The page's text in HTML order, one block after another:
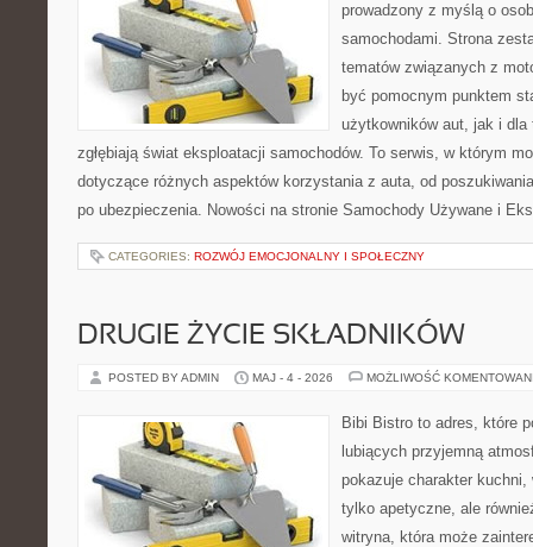
prowadzony z myślą o
samochodami. Strona
tematów związanych z
być pomocnym punktem
użytkowników aut, jak i
zgłębiają świat eksploatacji samochodów. To serwis, w którym
dotyczące różnych aspektów korzystania z auta, od
po ubezpieczenia. Nowości na stronie Samochody Używane i
CATEGORIES: ROZWÓJ EMOCJONALNY I SPOŁECZNY
DRUGIE ŻYCIE SKŁADNIKÓW
POSTED BY ADMIN MAJ - 4 - 2026 MOŻLIWOŚĆ
Bibi Bistro to adres, które
lubiących przyjemną
pokazuje charakter
tylko apetyczne, ale
witryna, która może